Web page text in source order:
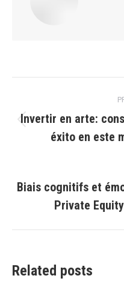
navigation
Invertir en arte:
éxito en este
Biais cognitifs et
Private
Related posts